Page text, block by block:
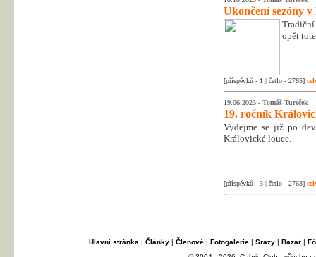
Ukončení sezóny v
opět
[příspěvků - 1 | četlo - 2765]
19.06.2023 - Tomáš Tureček
19. ročník
Vydejme se již po
Královické louce.
[příspěvků - 3 | četlo - 2763]
Hlavní stránka | Články| Členové| Fotogalerie| Srazy| Bazar|